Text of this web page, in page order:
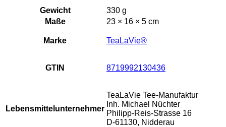
Gewicht
330 g
Maße
23 × 16 × 5 cm
Marke TeaLaVie®
GTIN 8719992130436
Lebensmittelunternehmer
TeaLaVie Tee-Manufaktur
Inh. Michael Nüchter
Philipp-Reis-Strasse 16
D-61130, Nidderau